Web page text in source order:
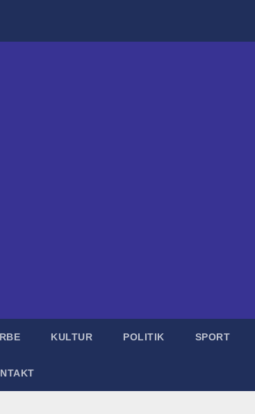
KULTUR POLITIK SPORT